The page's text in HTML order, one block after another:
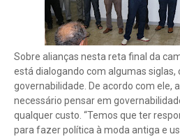
Sobre alianças nesta reta final da
está dialogando com algumas siglas,
governabilidade. De acordo com ele,
necessário pensar em
qualquer custo. “Temos que ter
para fazer política à moda antiga e